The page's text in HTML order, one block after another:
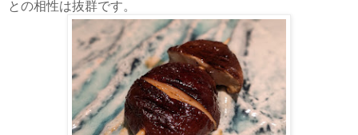
との相性は抜群です。